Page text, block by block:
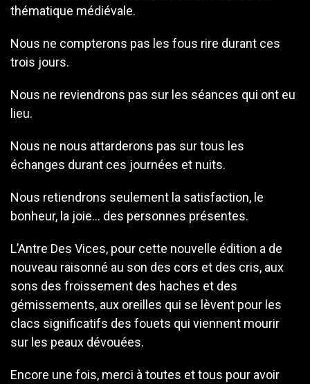
thématique médiévale.
Nous ne compterons pas les fous rire durant ces
trois jours.
Nous ne reviendrons pas sur les séances qui ont eu
lieu.
Nous ne nous attarderons pas sur tous les
échanges durant ces journées et nuits.
Nous retiendrons seulement la satisfaction, le
bonheur, la joie… des personnes présentes.
L’Antre Des Vices, pour cette nouvelle édition a de
nouveau raisonné au son des cors et des cris, aux
sons des froissement des haches et des
gémissements, aux oreilles qui se lèvent pour les
clacs significatifs des fouets qui viennent mourir
sur les peaux dévouées.
Encore une fois, merci à toutes et tous pour avoir